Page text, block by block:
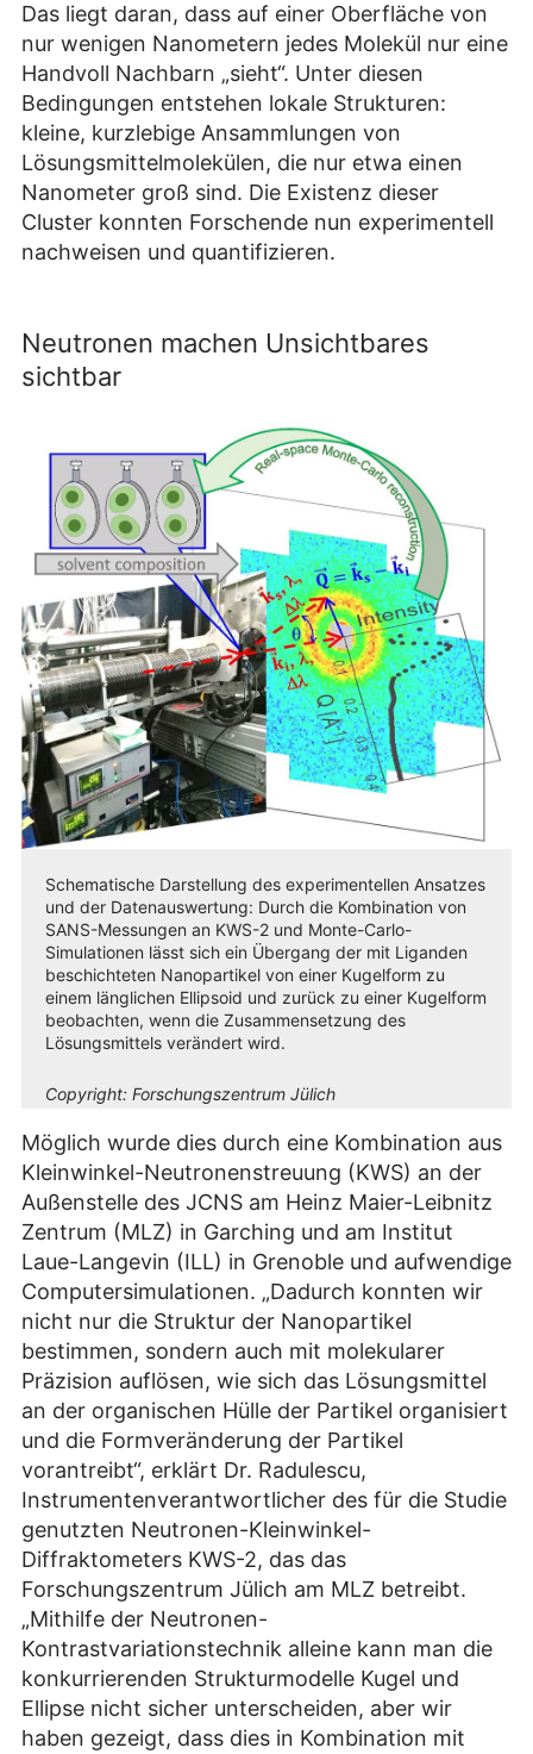
Das liegt daran, dass auf einer Oberfläche von
nur wenigen Nanometern jedes Molekül nur eine
Handvoll Nachbarn „sieht“. Unter diesen
Bedingungen entstehen lokale Strukturen:
kleine, kurzlebige Ansammlungen von
Lösungsmittelmolekülen, die nur etwa einen
Nanometer groß sind. Die Existenz dieser
Cluster konnten Forschende nun experimentell
nachweisen und quantifizieren.
Neutronen machen Unsichtbares
sichtbar
Schematische Darstellung des experimentellen Ansatzes
und der Datenauswertung: Durch die Kombination von
SANS-Messungen an KWS-2 und Monte-Carlo-
Simulationen lässt sich ein Übergang der mit Liganden
beschichteten Nanopartikel von einer Kugelform zu
einem länglichen Ellipsoid und zurück zu einer Kugelform
beobachten, wenn die Zusammensetzung des
Lösungsmittels verändert wird.
Copyright: Forschungszentrum Jülich
Möglich wurde dies durch eine Kombination aus
Kleinwinkel-Neutronenstreuung (KWS) an der
Außenstelle des JCNS am Heinz Maier-Leibnitz
Zentrum (MLZ) in Garching und am Institut
Laue-Langevin (ILL) in Grenoble und aufwendige
Computersimulationen. „Dadurch konnten wir
nicht nur die Struktur der Nanopartikel
bestimmen, sondern auch mit molekularer
Präzision auflösen, wie sich das Lösungsmittel
an der organischen Hülle der Partikel organisiert
und die Formveränderung der Partikel
vorantreibt“, erklärt Dr. Radulescu,
Instrumentenverantwortlicher des für die Studie
genutzten Neutronen-Kleinwinkel-
Diffraktometers KWS-2, das das
Forschungszentrum Jülich am MLZ betreibt.
„Mithilfe der Neutronen-
Kontrastvariationstechnik alleine kann man die
konkurrierenden Strukturmodelle Kugel und
Ellipse nicht sicher unterscheiden, aber wir
haben gezeigt, dass dies in Kombination mit